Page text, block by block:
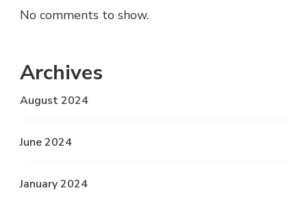
No comments to show.
Archives
August 2024
June 2024
January 2024